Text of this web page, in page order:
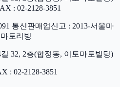
: 02-2128-3851
통신판매업신고 : 2013-서울마
토리빙
32, 2층(합정동, 이토마토빌딩)
: 02-2128-3851